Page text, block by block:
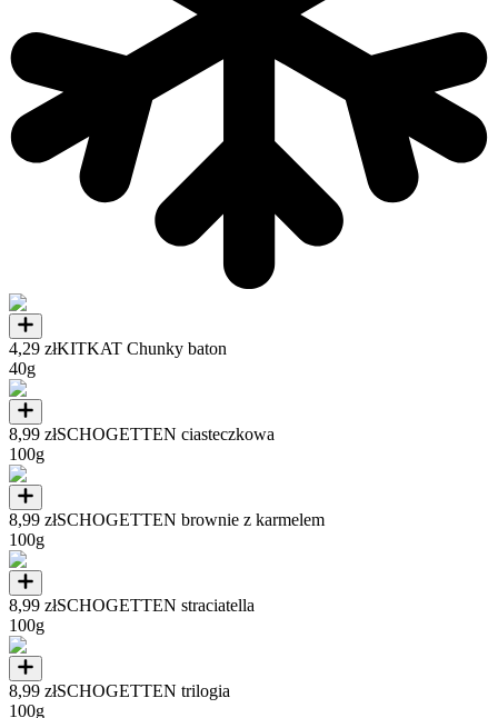
4,29 złKITKAT Chunky baton
40g
8,99 złSCHOGETTEN ciasteczkowa
100g
8,99 złSCHOGETTEN brownie z karmelem
100g
8,99 złSCHOGETTEN straciatella
100g
8,99 złSCHOGETTEN trilogia
100g